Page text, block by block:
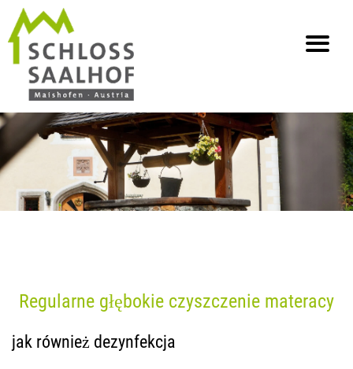
info@saalhof.at
Strona główna Kontakt Ochrona danych osobowych
Regularne głębokie czyszczenie materacy
jak również dezynfekcja